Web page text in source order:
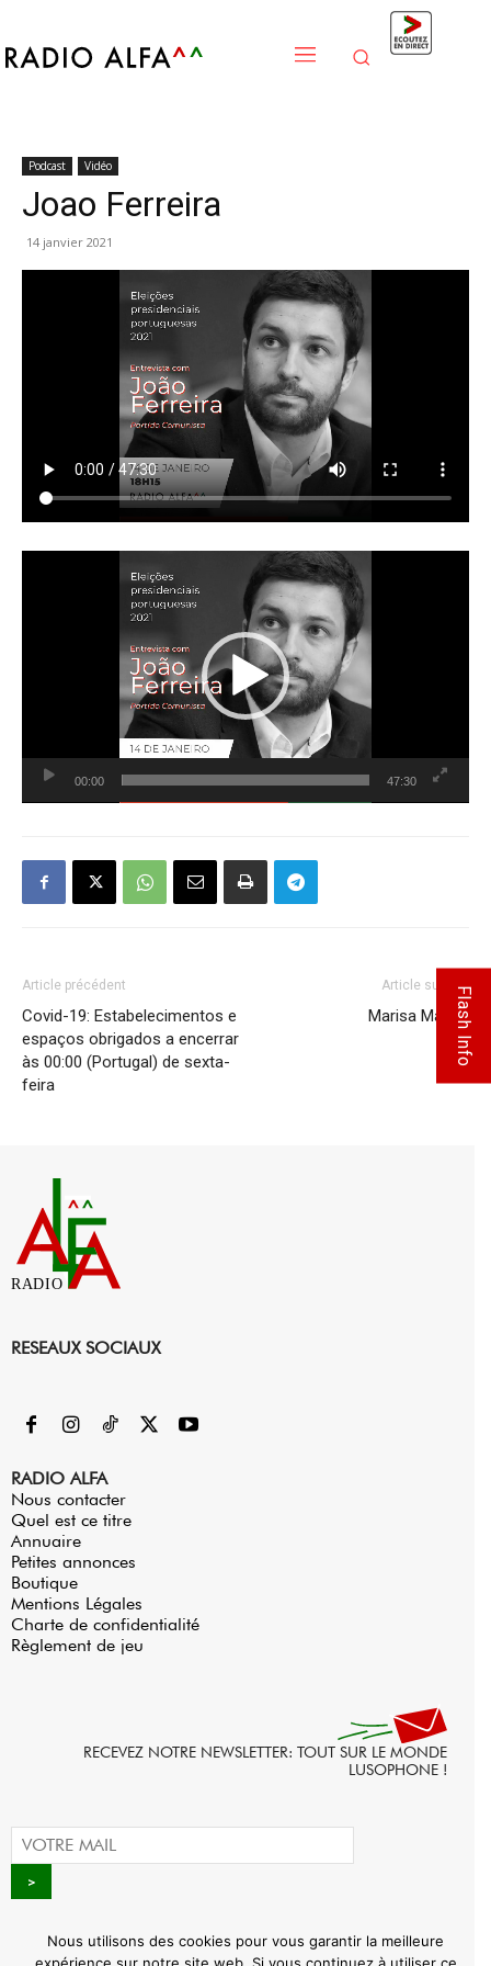
Podcast Vidéo
Joao Ferreira
14 janvier 2021
00:00 47:30
Article précédent
Covid-19: Estabelecimentos e
espaços obrigados a encerrar
às 00:00 (Portugal) de sexta-
feira
Article suivant
Marisa Matias
RADIO
RESEAUX SOCIAUX
RADIO ALFA
Nous contacter
Quel est ce titre
Annuaire
Petites annonces
Boutique
Mentions Légales
Charte de confidentialité
Règlement de jeu
RECEVEZ NOTRE NEWSLETTER: TOUT SUR LE MONDE
LUSOPHONE !
Flash Info
Nous utilisons des cookies pour vous garantir la meilleure